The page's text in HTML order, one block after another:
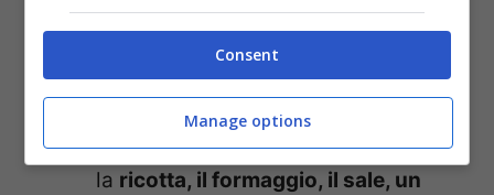
Ora dovrai preparare il ripieno.
Pulisci, lava e cucina le
scolale e strizzale con cura.
Versale all’interno di una ciotola con
la ricotta, il formaggio, il sale, un
Consent
Manage options